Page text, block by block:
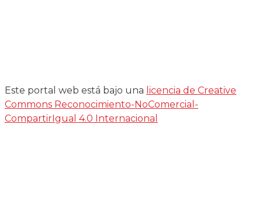
Este portal web está bajo una licencia de Creative
Commons Reconocimiento-NoComercial-
CompartirIgual 4.0 Internacional